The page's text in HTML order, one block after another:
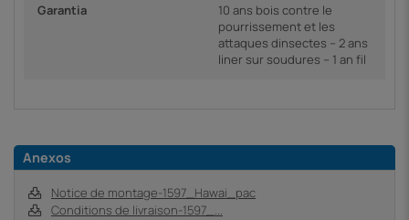
Garantia
10 ans bois contre le
pourrissement et les
attaques dinsectes – 2 ans
liner sur soudures – 1 an fil
Anexos
Notice de montage-1597_Hawai_pac
Conditions de livraison-1597_...